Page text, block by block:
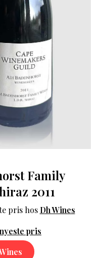
Family
2011
pris hos Dh Wines
pris